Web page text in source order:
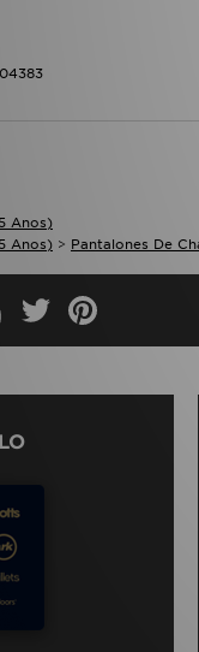
Anos)
Anos) > Pantalones De